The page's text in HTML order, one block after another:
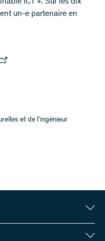
un-e partenaire en
et de l'ingénieur